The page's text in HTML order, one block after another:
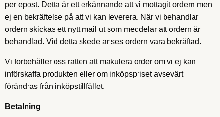
per epost. Detta är ett erkännande att vi mottagit ordern men
ej en bekräftelse på att vi kan leverera. När vi behandlar
ordern skickas ett nytt mail ut som meddelar att ordern är
behandlad. Vid detta skede anses ordern vara bekräftad.
Vi förbehåller oss rätten att makulera order om vi ej kan
införskaffa produkten eller om inköpspriset avsevärt
förändras från inköpstillfället.
Betalning